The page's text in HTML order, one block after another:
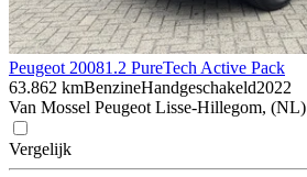
Peugeot 20081.2 PureTech Active Pack
63.862 kmBenzineHandgeschakeld2022
Van Mossel Peugeot Lisse-Hillegom, (NL)
Vergelijk